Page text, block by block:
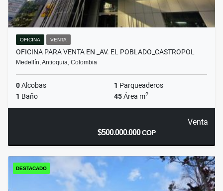
OFICINA VENTA
OFICINA PARA VENTA EN _AV. EL POBLADO_CASTROPOL
Medellín, Antioquia, Colombia
0Alcobas 1 Parqueaderos
1 Baño 45Área m2
Venta
$500.000.000COP
DESTACADO